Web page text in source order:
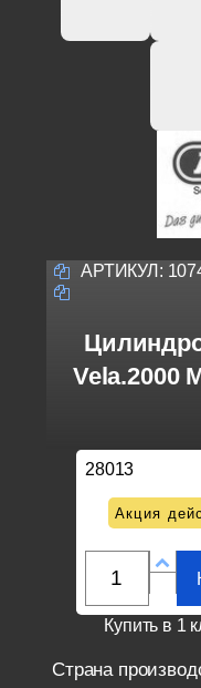
АРТИКУЛ:
Vela.2000
28013
Акция
Купить в 1
Страна